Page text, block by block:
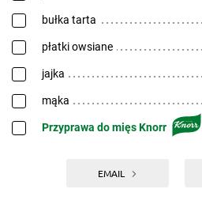
bułka tarta
płatki owsiane
jajka
mąka
Przyprawa do mięs Knorr
EMAIL